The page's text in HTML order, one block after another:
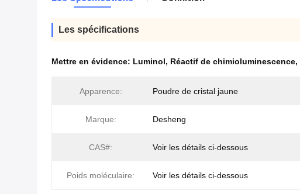
Les spécifications
Mettre en évidence: Luminol, Réactif de chimioluminescence,
Apparence: Poudre de cristal jaune
Marque: Desheng
CAS#: Voir les détails ci-dessous
Poids moléculaire: Voir les détails ci-dessous